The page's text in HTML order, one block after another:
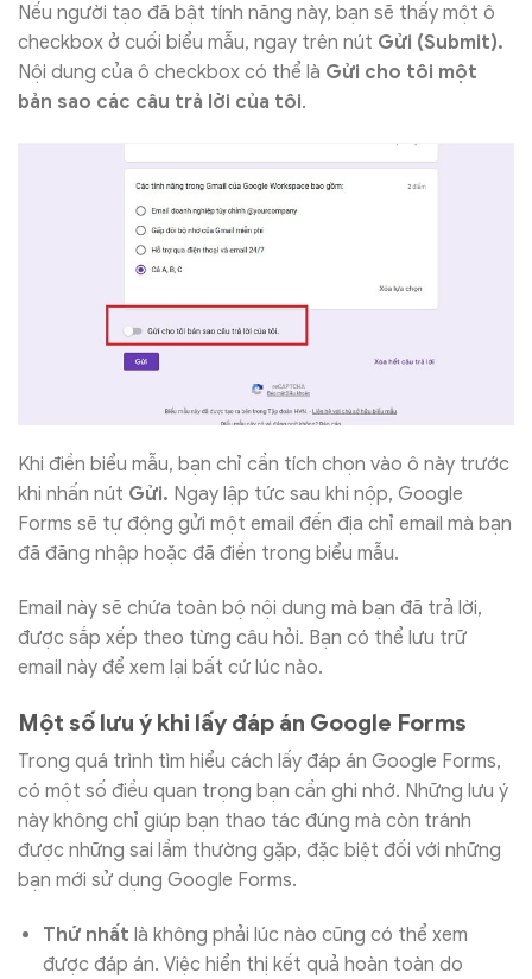
Nếu người tạo đã bật tính năng này, bạn sẽ thấy một ô
checkbox ở cuối biểu mẫu, ngay trên nút Gửi (Submit).
Nội dung của ô checkbox có thể là Gửi cho tôi một
bản sao các câu trả lời của tôi.
Khi điền biểu mẫu, bạn chỉ cần tích chọn vào ô này trước
khi nhấn nút Gửi. Ngay lập tức sau khi nộp, Google
Forms sẽ tự động gửi một email đến địa chỉ email mà bạn
đã đăng nhập hoặc đã điền trong biểu mẫu.
Email này sẽ chứa toàn bộ nội dung mà bạn đã trả lời,
được sắp xếp theo từng câu hỏi. Bạn có thể lưu trữ
email này để xem lại bất cứ lúc nào.
Một số lưu ý khi lấy đáp án Google Forms
Trong quá trình tìm hiểu cách lấy đáp án Google Forms,
có một số điều quan trọng bạn cần ghi nhớ. Những lưu ý
này không chỉ giúp bạn thao tác đúng mà còn tránh
được những sai lầm thường gặp, đặc biệt đối với những
bạn mới sử dụng Google Forms.
Thứ nhất là không phải lúc nào cũng có thể xem
được đáp án. Việc hiển thị kết quả hoàn toàn do